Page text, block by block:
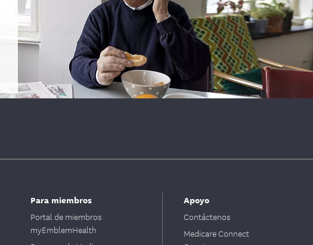
Para miembros
Portal de miembros
myEmblemHealth
Apoyo
Contáctenos
Medicare Connect